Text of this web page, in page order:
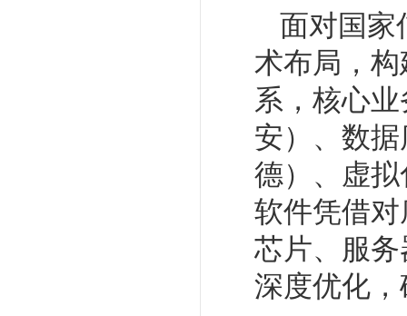
面对国家
术布局，
系，核心
安）、数
德）、虚
软件凭借
芯片、服
深度优化